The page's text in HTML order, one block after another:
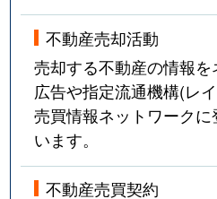
不動産売却活動
売却する不動産の情報
広告や指定流通機構(レ
売買情報ネットワーク
います。
不動産売買契約